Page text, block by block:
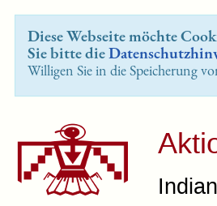
Diese Webseite möchte
Sie bitte die
Willigen Sie in die Speicherung